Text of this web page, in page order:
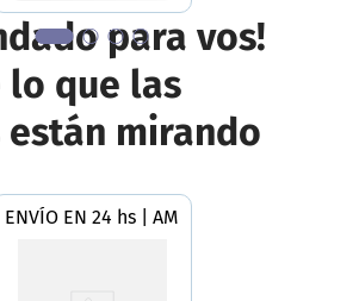
para vos!
lo que las
están mirando
ENVÍO EN 24 hs | AMBA